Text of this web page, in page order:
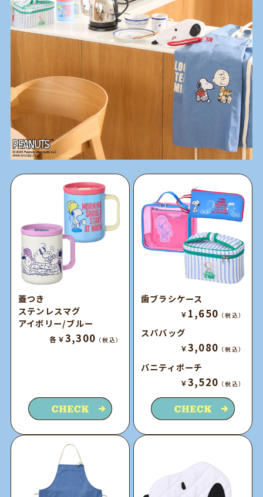
蓋つき
ステンレスマグ
アイボリー/ブルー
各￥3,300 （税込）
歯ブラシケース
￥ 1,650 （税込）
スパバッグ
￥3,080 （税込）
バニティポーチ
￥3,520 （税込）